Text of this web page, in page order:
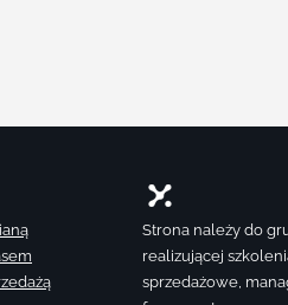
Strona należy do
realizującej
sprzedażowe,